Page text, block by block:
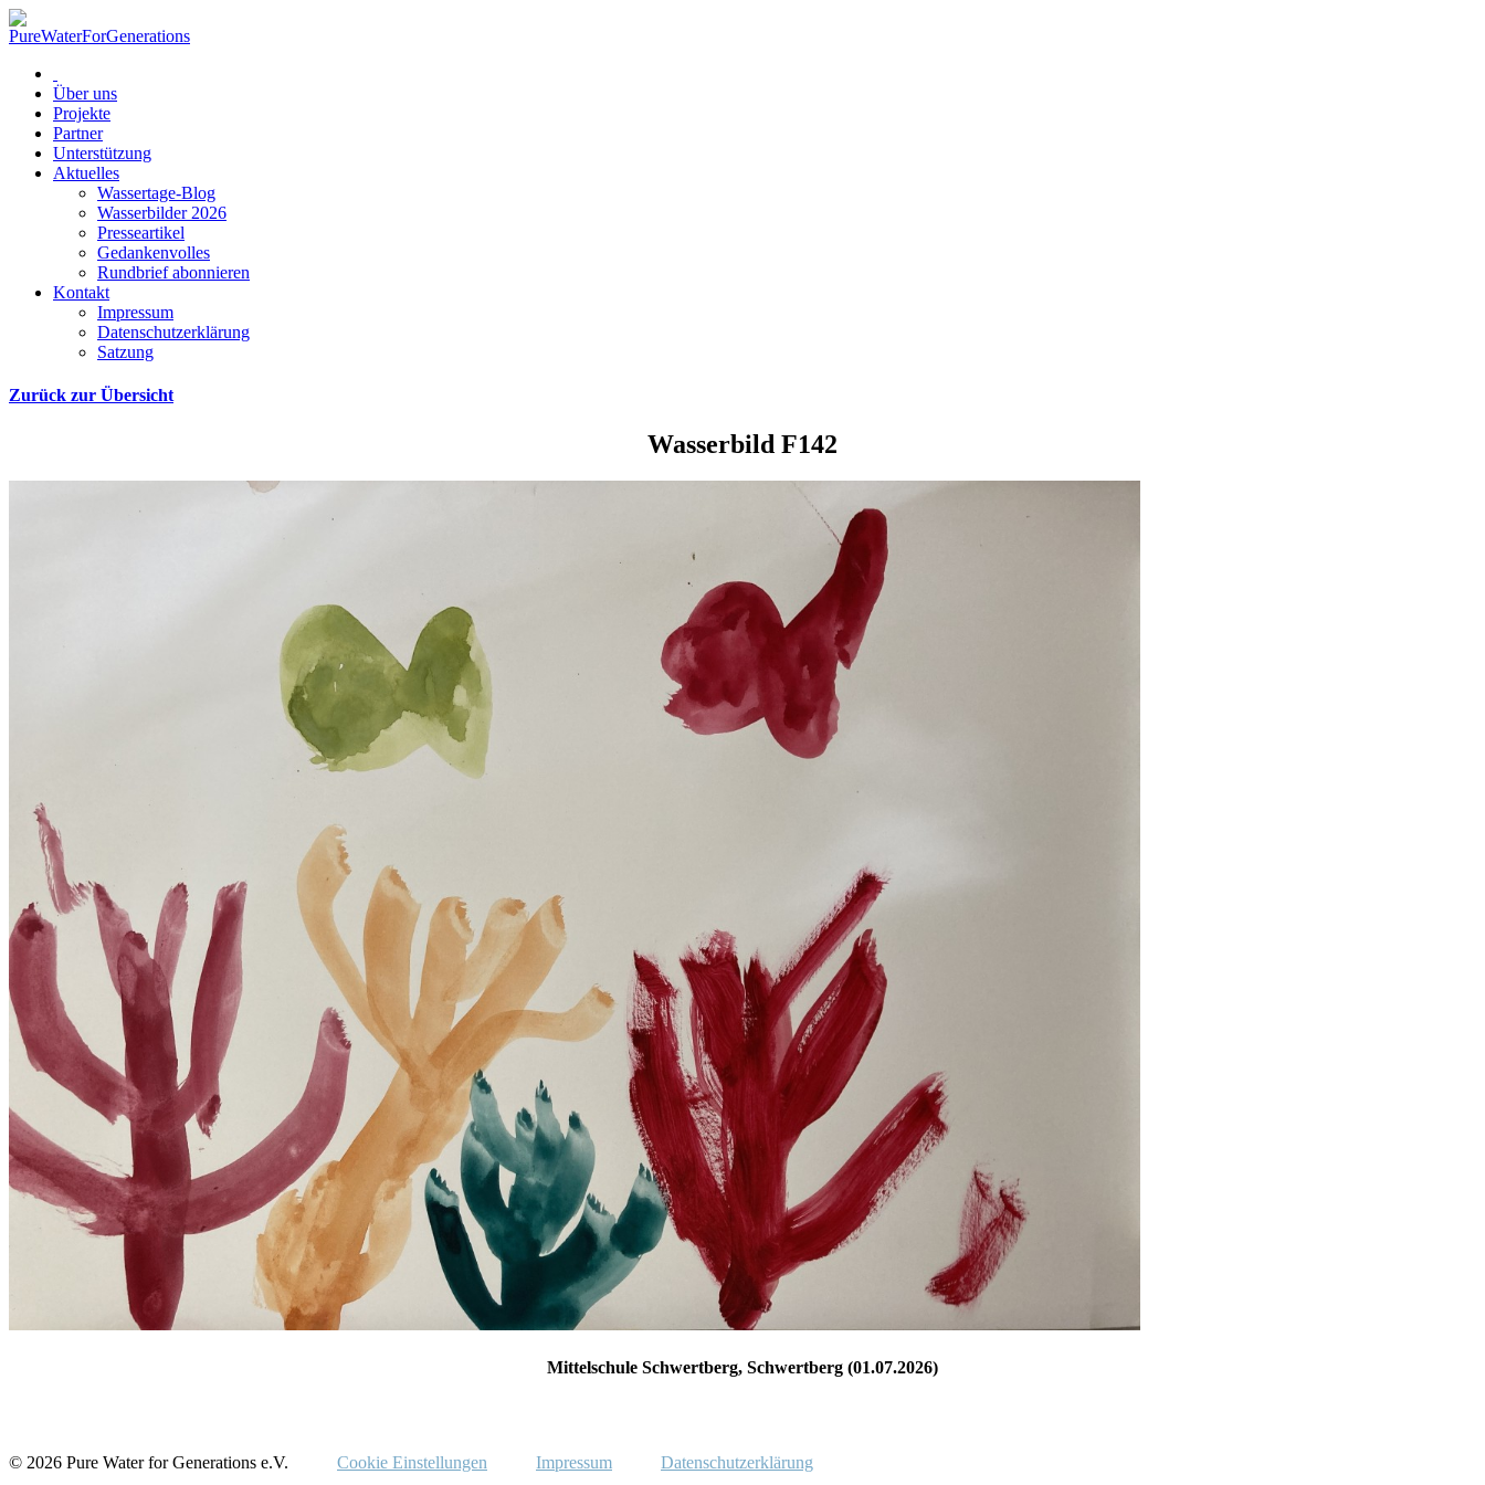
Über uns
Projekte
Partner
Unterstützung
Aktuelles
Wassertage-Blog
Wasserbilder 2026
Presseartikel
Gedankenvolles
Rundbrief abonnieren
Kontakt
Impressum
Datenschutzerklärung
Satzung
Zurück zur Übersicht
Wasserbild F142
Mittelschule Schwertberg, Schwertberg (01.07.2026)
© 2026 Pure Water for Generations e.V. Cookie Einstellungen Impressum Datenschutzerklärung